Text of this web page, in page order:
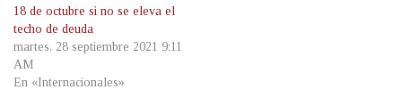
18 de octubre si no se eleva el
techo de deuda
martes, 28 septiembre 2021 9:11
AM
En «Internacionales»